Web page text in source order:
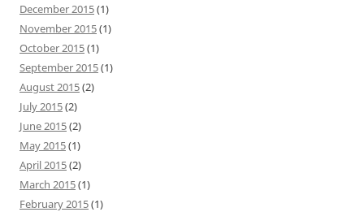
December 2015(1)
November 2015(1)
October 2015(1)
September 2015(1)
August 2015(2)
July 2015(2)
June 2015(2)
May 2015(1)
April 2015(2)
March 2015(1)
February 2015(1)